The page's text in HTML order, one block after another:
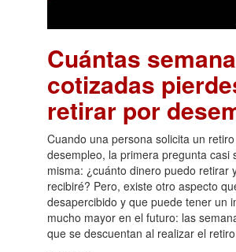
Cuántas
cotizadas
retirar por
Cuando una persona solicita un
desempleo, la primera pregunta casi
misma: ¿cuánto dinero puedo retirar
recibiré? Pero, existe otro aspecto
desapercibido y que puede tener un
mucho mayor en el futuro: las
que se descuentan al realizar el